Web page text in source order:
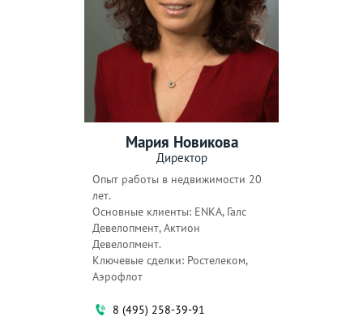
Мария Новикова
Директор
Опыт работы в недвижимости 20
лет.
Основные клиенты: ENKA, Галс
Девелопмент, Актион
Девелопмент.
Ключевые сделки: Ростелеком,
Аэрофлот
8 (495) 258-39-91